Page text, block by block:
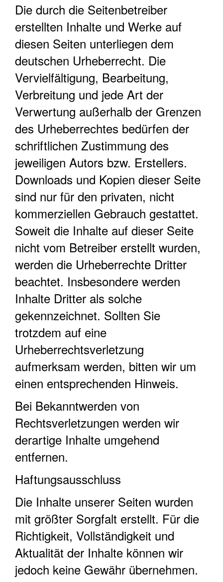
Die durch die Seitenbetreiber
erstellten Inhalte und Werke auf
diesen Seiten unterliegen dem
deutschen Urheberrecht. Die
Vervielfältigung, Bearbeitung,
Verbreitung und jede Art der
Verwertung außerhalb der Grenzen
des Urheberrechtes bedürfen der
schriftlichen Zustimmung des
jeweiligen Autors bzw. Erstellers.
Downloads und Kopien dieser Seite
sind nur für den privaten, nicht
kommerziellen Gebrauch gestattet.
Soweit die Inhalte auf dieser Seite
nicht vom Betreiber erstellt wurden,
werden die Urheberrechte Dritter
beachtet. Insbesondere werden
Inhalte Dritter als solche
gekennzeichnet. Sollten Sie
trotzdem auf eine
Urheberrechtsverletzung
aufmerksam werden, bitten wir um
einen entsprechenden Hinweis.
Bei Bekanntwerden von
Rechtsverletzungen werden wir
derartige Inhalte umgehend
entfernen.
Haftungsausschluss
Die Inhalte unserer Seiten wurden
mit größter Sorgfalt erstellt. Für die
Richtigkeit, Vollständigkeit und
Aktualität der Inhalte können wir
jedoch keine Gewähr übernehmen.